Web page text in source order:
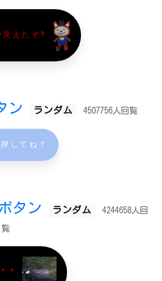
見えたぞ?
ン ランダム 4507756人回覧
してね？
タン ランダム 4244658人回
覧
^ ^